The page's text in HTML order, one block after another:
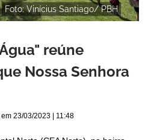
Foto: Vinícius Santiago/ PBH
reúne
Nossa Senhora
23/03/2023 | 11:48